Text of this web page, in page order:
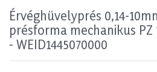
Érvéghüvelyprés 0,14-
présforma mechanikus PZ
- WEID1445070000